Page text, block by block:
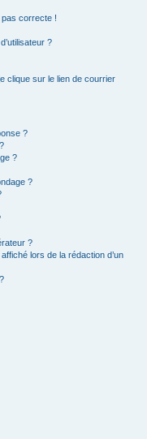
pas correcte !
?
clique sur le lien de courrier
?
?
?
?
lors de la rédaction d’un